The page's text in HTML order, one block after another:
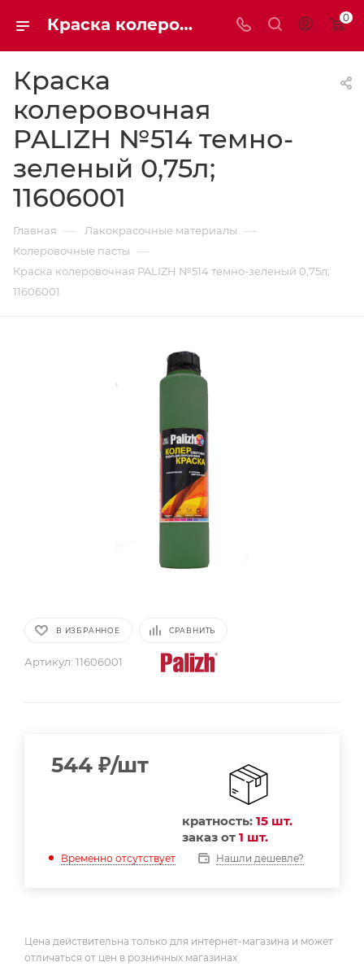
Краска колеровочная PALIZH №514 темно-зеленый 0,75л 11606001 | Мaxim-stroy 0
Краска
колеровочная
PALIZH №514 темно-
зеленый 0,75л;
11606001
Главная — Лакокрасочные материалы —
Колеровочные пасты —
Краска колеровочная PALIZH №514 темно-зеленый 0,75л;
11606001
В ИЗБРАННОЕ СРАВНИТЬ
Артикул: 11606001
544 ₽/шт
кратность: 15 шт.
заказ от 1 шт.
Временно отсутствует Нашли дешевле?
Цена действительна только для интернет-магазина и может
отличаться от цен в розничных магазинах